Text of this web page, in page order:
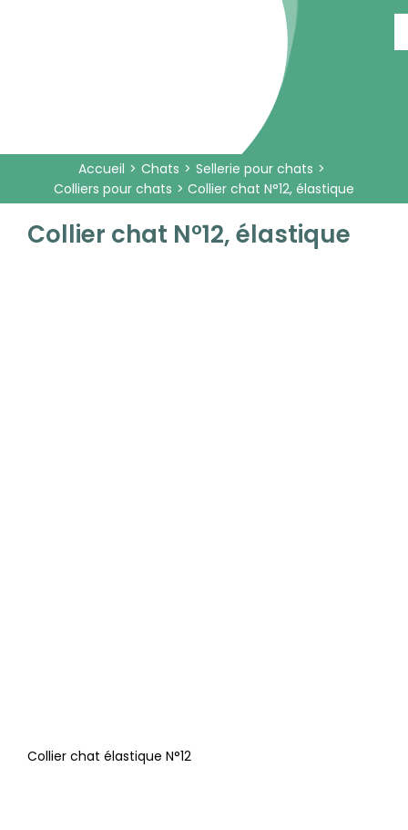
Accueil Chats
Sellerie pour chats
Colliers pour chats
Collier chat N°12, élastique
Collier chat N°12, élastique
Collier chat élastique N°12